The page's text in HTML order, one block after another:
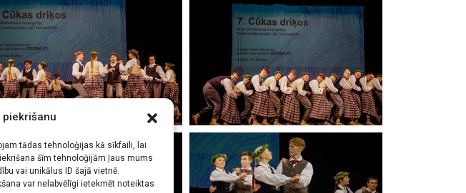
tādas tehnoloģijas kā sīkfaili, lai
šīm tehnoloģijām ļaus mums
vai unikālus ID šajā vietnē.
var nelabvēlīgi ietekmēt noteiktas